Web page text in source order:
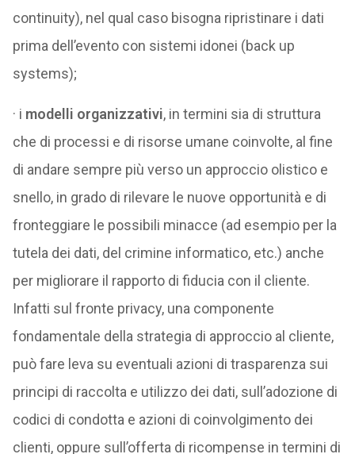
continuity), nel qual caso bisogna ripristinare i dati
prima dell’evento con sistemi idonei (back up
systems);
· i modelli organizzativi, in termini sia di struttura
che di processi e di risorse umane coinvolte, al fine
di andare sempre più verso un approccio olistico e
snello, in grado di rilevare le nuove opportunità e di
fronteggiare le possibili minacce (ad esempio per la
tutela dei dati, del crimine informatico, etc.) anche
per migliorare il rapporto di fiducia con il cliente.
Infatti sul fronte privacy, una componente
fondamentale della strategia di approccio al cliente,
può fare leva su eventuali azioni di trasparenza sui
principi di raccolta e utilizzo dei dati, sull’adozione di
codici di condotta e azioni di coinvolgimento dei
clienti, oppure sull’offerta di ricompense in termini di